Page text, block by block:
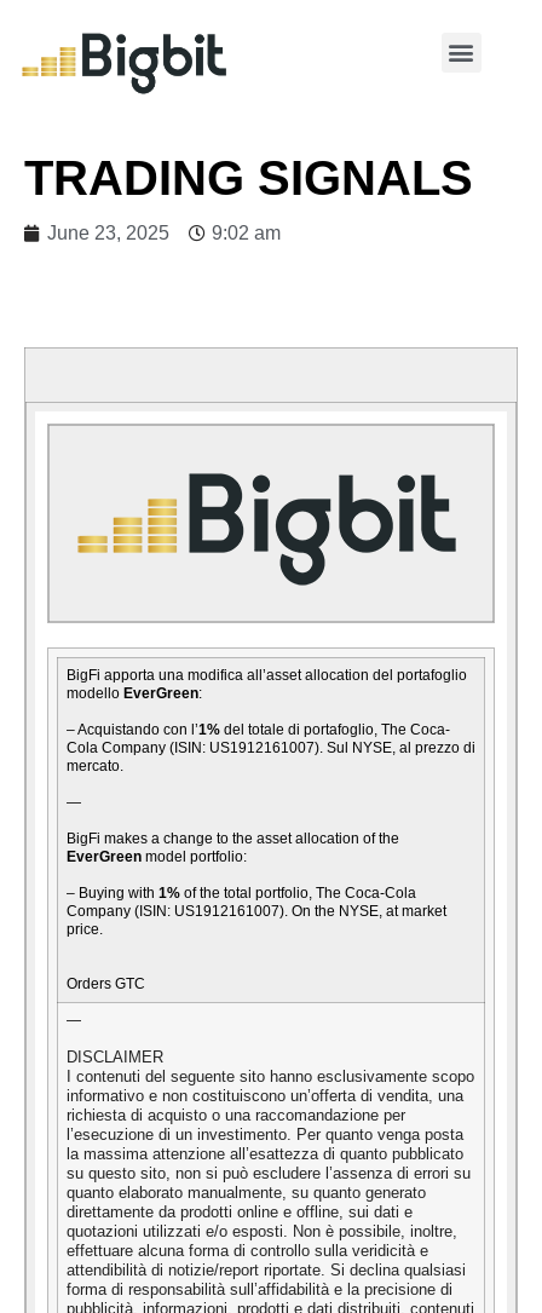
TRADING SIGNALS
June 23, 2025 9:02 am
BigFi apporta una modifica all’asset allocation del portafoglio
modello EverGreen:
– Acquistando con l’1% del totale di portafoglio, The Coca-
Cola Company (ISIN: US1912161007). Sul NYSE, al prezzo di
mercato.
—
BigFi makes a change to the asset allocation of the
EverGreen model portfolio:
– Buying with 1% of the total portfolio, The Coca-Cola
Company (ISIN: US1912161007). On the NYSE, at market
price.
Orders GTC
—
DISCLAIMER
I contenuti del seguente sito hanno esclusivamente scopo
informativo e non costituiscono un’offerta di vendita, una
richiesta di acquisto o una raccomandazione per
l’esecuzione di un investimento. Per quanto venga posta
la massima attenzione all’esattezza di quanto pubblicato
su questo sito, non si può escludere l’assenza di errori su
quanto elaborato manualmente, su quanto generato
direttamente da prodotti online e offline, sui dati e
quotazioni utilizzati e/o esposti. Non è possibile, inoltre,
effettuare alcuna forma di controllo sulla veridicità e
attendibilità di notizie/report riportate. Si declina qualsiasi
forma di responsabilità sull’affidabilità e la precisione di
pubblicità, informazioni, prodotti e dati distribuiti, contenuti